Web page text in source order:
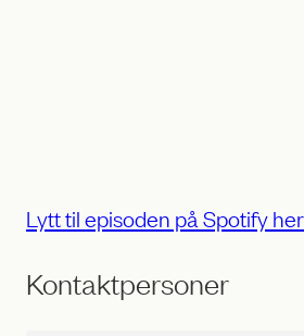
Lytt til episoden på Spotify
Kontaktpersoner